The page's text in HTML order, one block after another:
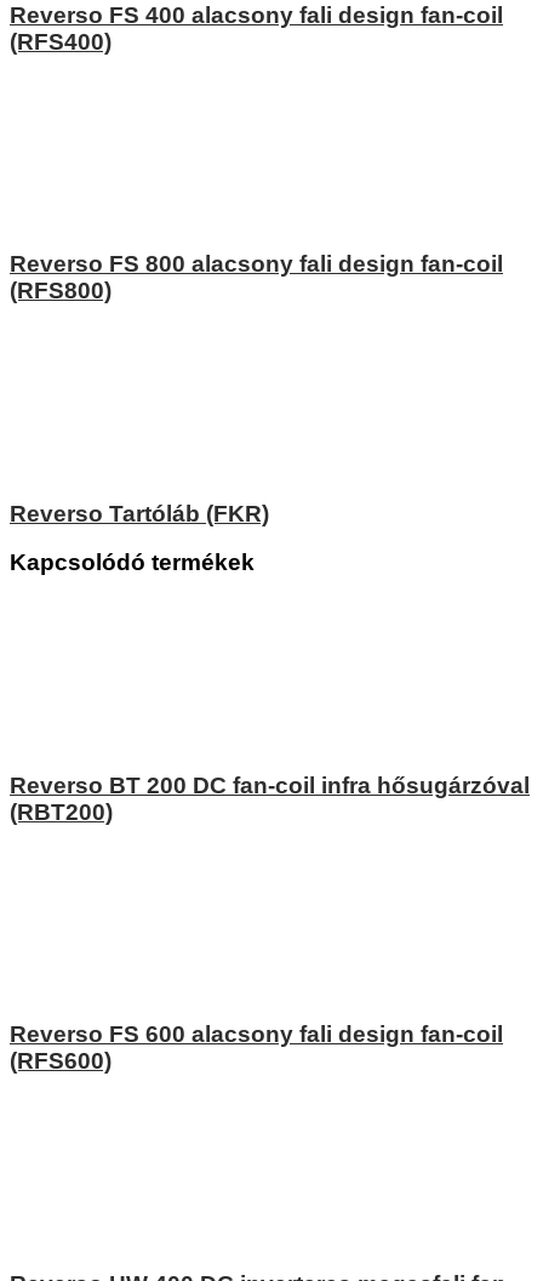
Reverso FS 400 alacsony fali design fan-coil
(RFS400)
Reverso FS 800 alacsony fali design fan-coil
(RFS800)
Reverso Tartóláb (FKR)
Kapcsolódó termékek
Reverso BT 200 DC fan-coil infra hősugárzóval
(RBT200)
Reverso FS 600 alacsony fali design fan-coil
(RFS600)